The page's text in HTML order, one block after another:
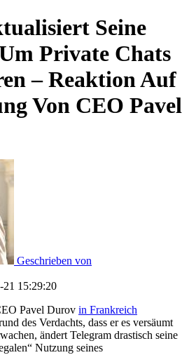
Seine
Private Chats
– Reaktion Auf
Von CEO Pavel
Geschrieben von
21 15:29:20
Pavel Durov in Frankreich
des Verdachts, dass er es versäumt
ändert Telegram drastisch seine
Nutzung seines